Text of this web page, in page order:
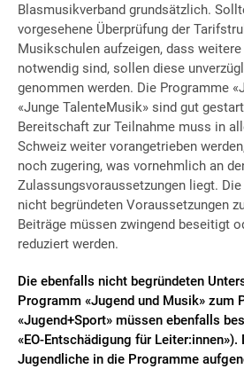
Blasmusikverband grundsätzlich.
vorgesehene Überprüfung der
Musikschulen aufzeigen, dass
notwendig sind, sollen diese
genommen werden. Die Programme
«Junge TalenteMusik» sind gut
Bereitschaft zur Teilnahme muss in
Schweiz weiter vorangetrieben
noch zugering, was vornehmlich an
Zulassungsvoraussetzungen liegt.
nicht begründeten Voraussetzungen
Beiträge müssen zwingend beseitigt
reduziert werden.
Die ebenfalls nicht begründeten
Programm «Jugend und Musik» zum
«Jugend+Sport» müssen ebenfalls
«EO-Entschädigung für Leiter:innen»).
Jugendliche in die Programme